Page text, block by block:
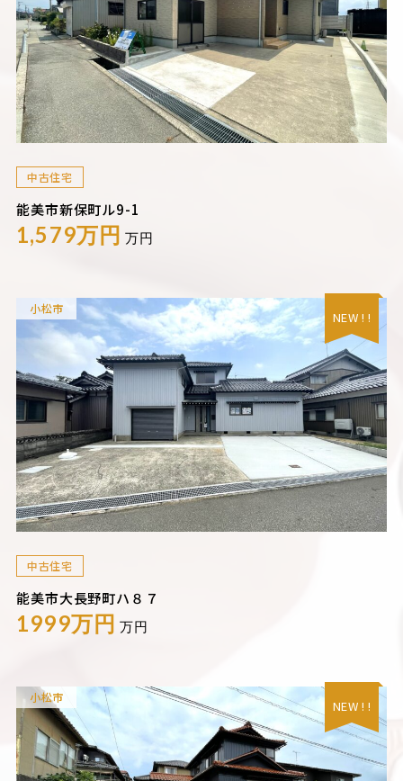
中古住宅
能美市新保町ル9-1
1,579万円 万円
小松市
NEW ! !
中古住宅
能美市大長野町ハ８７
1999万円 万円
小松市
NEW ! !